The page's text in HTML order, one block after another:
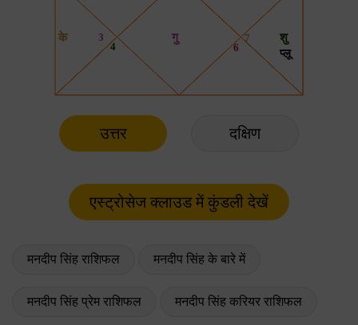
उत्तर दक्षिण
मनदीप सिंह राशिफल मनदीप सिंह के बारे में
मनदीप सिंह प्रेम राशिफल मनदीप सिंह करियर राशिफल